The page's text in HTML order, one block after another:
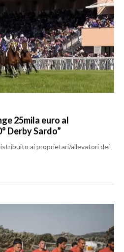
25mila euro al
Derby Sardo”
ai proprietari/allevatori dei